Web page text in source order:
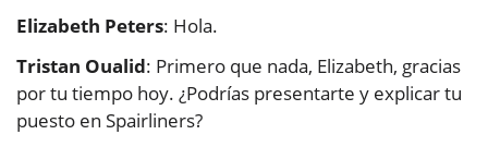
Elizabeth Peters: Hola.
Tristan Oualid: Primero que nada, Elizabeth, gracias
por tu tiempo hoy. ¿Podrías presentarte y explicar tu
puesto en Spairliners?